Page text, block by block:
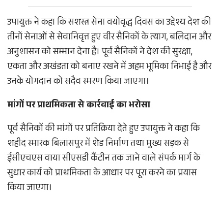
उपायुक्त ने कहा कि सशस्त्र सेना वयोवृद्ध दिवस का उद्देश्य देश की
तीनों सेनाओं से सेवानिवृत्त हुए वीर सैनिकों के त्याग, बलिदान और
अनुशासन को सम्मान देना है। पूर्व सैनिकों ने देश की सुरक्षा,
एकता और अखंडता को बनाए रखने में अहम भूमिका निभाई है और
उनके योगदान को सदैव स्मरण किया जाएगा।
मांगों पर प्राथमिकता से कार्रवाई का भरोसा
पूर्व सैनिकों की मांगों पर प्रतिक्रिया देते हुए उपायुक्त ने कहा कि
शहीद स्मारक बिलासपुर में शेड निर्माण तथा मुख्य सड़क से
ईसीएचएस वाया सीएसडी कैंटीन तक जाने वाले संपर्क मार्ग के
सुधार कार्य को प्राथमिकता के आधार पर पूरा करने का प्रयास
किया जाएगा।